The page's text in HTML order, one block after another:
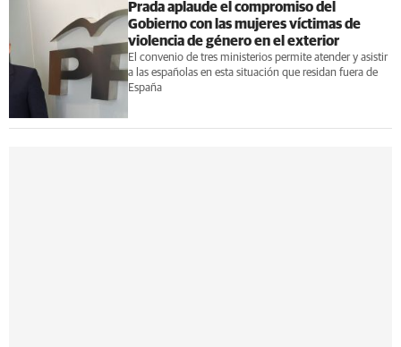
Prada aplaude el compromiso del
Gobierno con las mujeres víctimas de
violencia de género en el exterior
El convenio de tres ministerios permite atender y asistir
a las españolas en esta situación que residan fuera de
España